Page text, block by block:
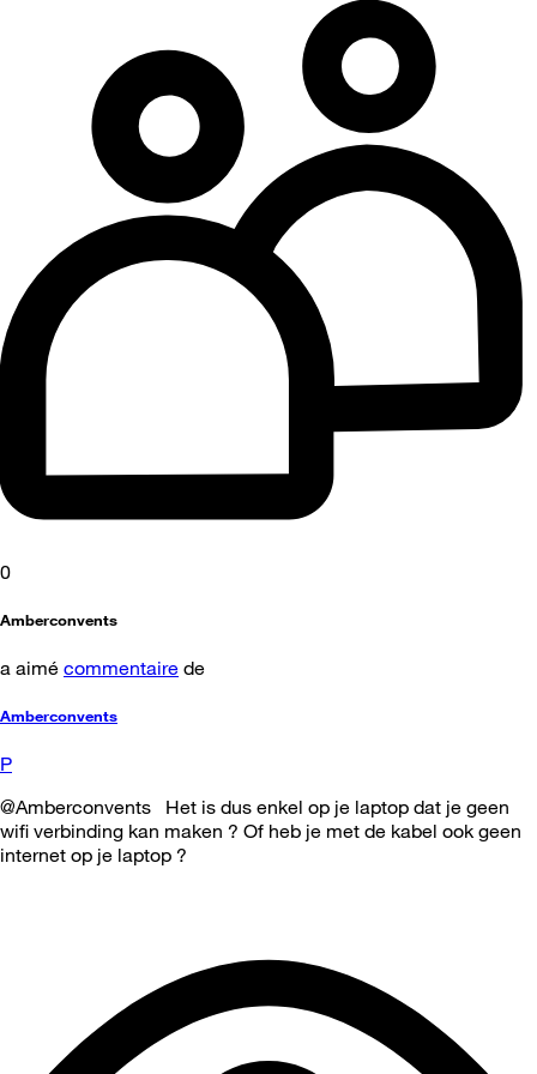
0
Amberconvents
a aimé commentaire de
Amberconvents
P
@Amberconvents Het is dus enkel op je laptop dat je geen
wifi verbinding kan maken ? Of heb je met de kabel ook geen
internet op je laptop ?